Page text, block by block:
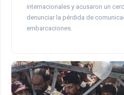
internacionales y acusaron un
denunciar la pérdida de
embarcaciones.